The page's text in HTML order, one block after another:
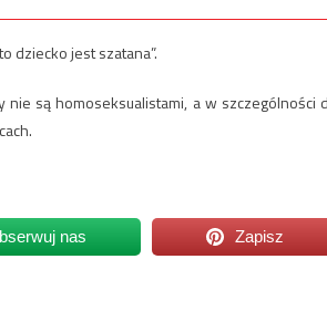
dziecko jest szatana”.
są homoseksualistami, a w szczególności
nas Zapisz